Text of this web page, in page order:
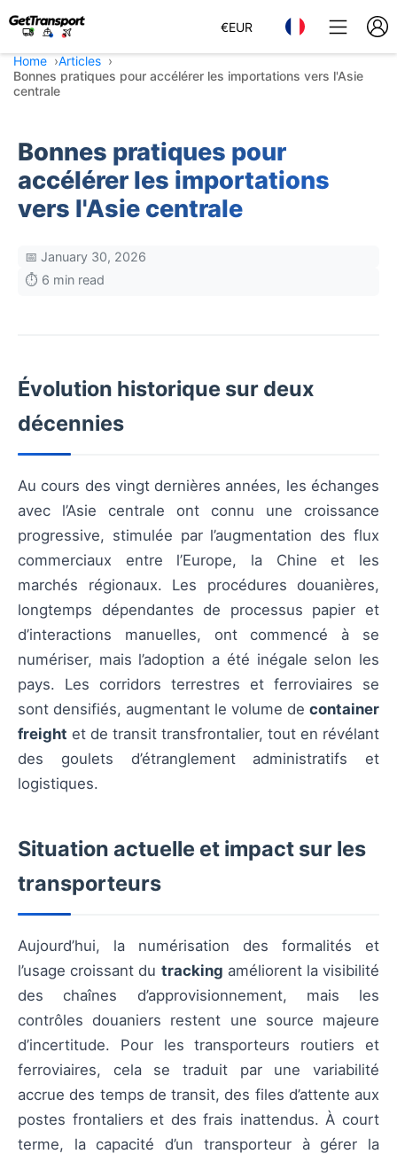
€EUR
Home
Articles
Bonnes pratiques pour accélérer les importations vers l'Asie
centrale
Bonnes pratiques pour
accélérer les importations
vers l'Asie centrale
📅 January 30, 2026
⏱️ 6 min read
Évolution historique sur deux
décennies
Au cours des vingt dernières années, les échanges
avec l’Asie centrale ont connu une croissance
progressive, stimulée par l’augmentation des flux
commerciaux entre l’Europe, la Chine et les
marchés régionaux. Les procédures douanières,
longtemps dépendantes de processus papier et
d’interactions manuelles, ont commencé à se
numériser, mais l’adoption a été inégale selon les
pays. Les corridors terrestres et ferroviaires se
sont densifiés, augmentant le volume de container
freight et de transit transfrontalier, tout en révélant
des goulets d’étranglement administratifs et
logistiques.
Situation actuelle et impact sur les
transporteurs
Aujourd’hui, la numérisation des formalités et
l’usage croissant du tracking améliorent la visibilité
des chaînes d’approvisionnement, mais les
contrôles douaniers restent une source majeure
d’incertitude. Pour les transporteurs routiers et
ferroviaires, cela se traduit par une variabilité
accrue des temps de transit, des files d’attente aux
postes frontaliers et des frais inattendus. À court
terme, la capacité d’un transporteur à gérer la